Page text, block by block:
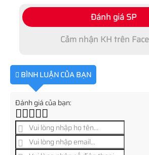
Đánh giá SP
Cảm nhận KH trên
BÌNH LUẬN CỦA BẠN
Đánh giá của bạn: